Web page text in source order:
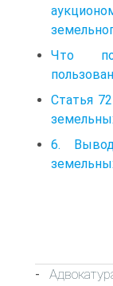
Что
Статья
6.
-